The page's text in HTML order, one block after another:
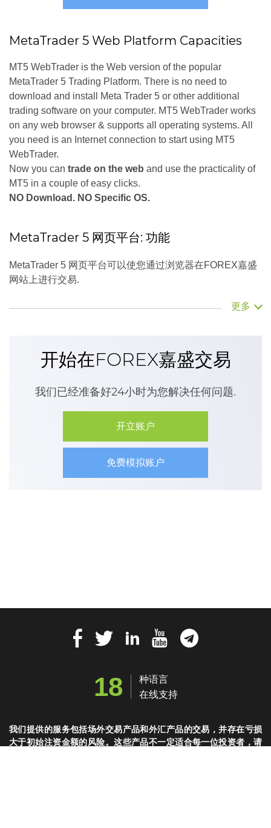
MetaTrader 5 Web Platform Capacities
MT5 WebTrader is the Web version of the popular
MetaTrader 5 Trading Platform. There is no need to
download and install Meta Trader 5 or other additional
trading software on your computer. MT5 WebTrader works
on any web browser & supports all operating systems. All
you need is an Internet connection to start using MT5
WebTrader.
Now you can trade on the web and use the practicality of
MT5 in a couple of easy clicks.
NO Download. NO Specific OS.
MetaTrader 5 网页平台: 功能
MetaTrader 5 网页平台可以使您通过浏览器在FOREX嘉盛
网站上进行交易.
所有交易操作: 开立和结清头寸（包括点击即可交易）
三种类型的价格图表 (柱状, 蜡烛, 线状), 并有9种时间周
真实账户和模拟账户
更多
开始在FOREX嘉盛交易
我们已经准备好24小时为您解决任何问题.
开立账户
免费模拟账户
18
种语言
在线支持
我们提供的服务包括场外交易产品和外汇产品的交易，并存在亏损
大于初始注资金额的风险。这些产品不一定适合每一位投资者，请